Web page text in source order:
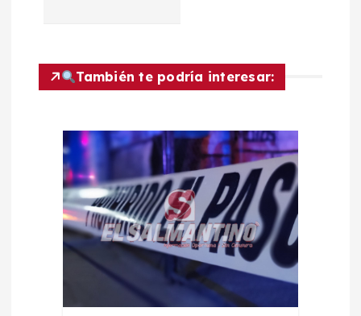
ó
n
También te podría interesar: